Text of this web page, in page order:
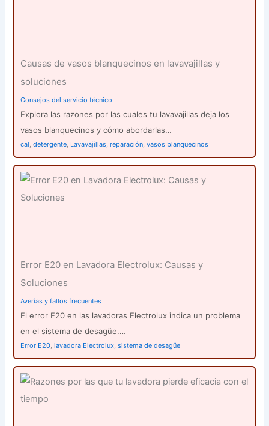
Causas de vasos blanquecinos en lavavajillas y
soluciones
Consejos del servicio técnico
Explora las razones por las cuales tu lavavajillas deja los
vasos blanquecinos y cómo abordarlas…
cal,detergente, Lavavajillas,reparación,vasos blanquecinos
Error E20 en Lavadora Electrolux: Causas y
Soluciones
Averías y fallos frecuentes
El error E20 en las lavadoras Electrolux indica un problema
en el sistema de desagüe.…
Error E20,lavadora Electrolux,sistema de desagüe